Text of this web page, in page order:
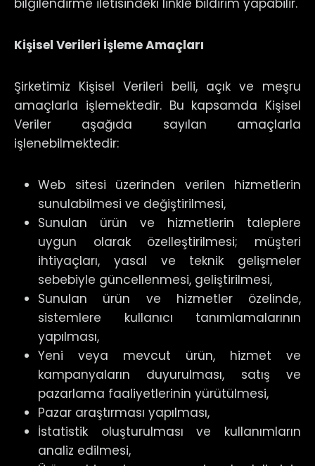
Kişisel Verileri İşleme Amaçları
Şirketimiz Kişisel Verileri belli, açık ve meşru
amaçlarla işlemektedir. Bu kapsamda Kişisel
Veriler aşağıda sayılan amaçlarla
işlenebilmektedir:
Web sitesi üzerinden verilen hizmetlerin
sunulabilmesi ve değiştirilmesi,
Sunulan ürün ve hizmetlerin taleplere
uygun olarak özelleştirilmesi; müşteri
ihtiyaçları, yasal ve teknik gelişmeler
sebebiyle güncellenmesi, geliştirilmesi,
Sunulan ürün ve hizmetler özelinde,
sistemlere kullanıcı tanımlamalarının
yapılması,
Yeni veya mevcut ürün, hizmet ve
kampanyaların duyurulması, satış ve
pazarlama faaliyetlerinin yürütülmesi,
Pazar araştırması yapılması,
İstatistik oluşturulması ve kullanımların
analiz edilmesi,